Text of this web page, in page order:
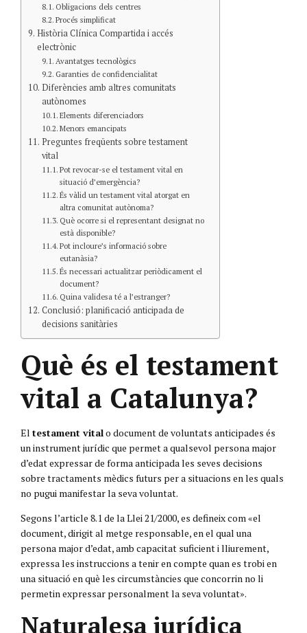
Obligacions dels centres
Procés simplificat
Història Clínica Compartida i accés
electrònic
Avantatges tecnològics
Garanties de confidencialitat
Diferències amb altres comunitats
autònomes
Elements diferenciadors
Menors emancipats
Preguntes freqüents sobre testament
vital
Pot revocar-se el testament vital en
situació d’emergència?
És vàlid un testament vital atorgat en
altra comunitat autònoma?
Què ocorre si el representant designat no
està disponible?
Pot incloure’s informació sobre
eutanàsia?
És necessari actualitzar periòdicament el
document?
Quina validesa té a l’estranger?
Conclusió: planificació anticipada de
decisions sanitàries
Què és el testament
vital a Catalunya?
El testament vitalo document de voluntats anticipades és
un instrument jurídic que permet a qualsevol persona major
d’edat expressar de forma anticipada les seves decisions
sobre tractaments mèdics futurs per a situacions en les quals
no pugui manifestar la seva voluntat.
Segons l’article 8.1 de la Llei 21/2000, es defineix com «el
document, dirigit al metge responsable, en el qual una
persona major d’edat, amb capacitat suficient i lliurement,
expressa les instruccions a tenir en compte quan es trobi en
una situació en què les circumstàncies que concorrin no li
permetin expressar personalment la seva voluntat».
Naturalesa jurídica